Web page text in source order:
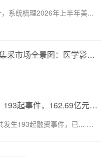
系统梳理2026年上半年美...
2026年（1-6月）中国医疗器械集采市场全景图：医学影像仍为集采主要目标，部分产品线增速显著
2026上半年医疗器械融资盘点：193起事件，162.69亿元流向何处？
发生193起融资事件，已... …